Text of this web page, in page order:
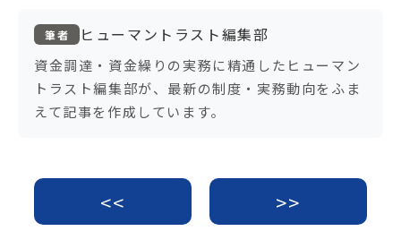
o
o
k
筆者 ヒューマントラスト編集部
資金調達・資金繰りの実務に精通したヒューマン
トラスト編集部が、最新の制度・実務動向をふま
えて記事を作成しています。
<< >>